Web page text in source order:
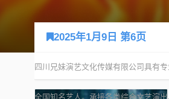
2025年1月9日 第6页
四川兄妹演艺文化传媒有限公司具有
全国知名艺人。承接各类综合文艺演
您现在的位置： 首页 2025年